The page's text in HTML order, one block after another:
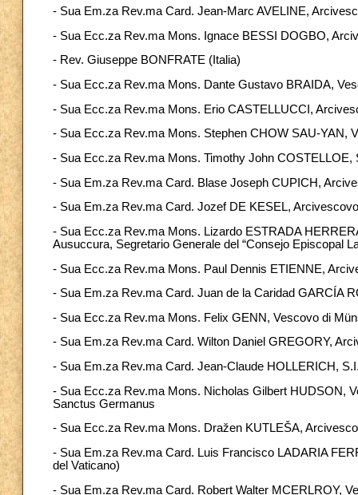
- Sua Em.za Rev.ma Card. Jean-Marc AVELINE,
- Sua Ecc.za Rev.ma Mons. Ignace BESSI DOGBO,
- Rev. Giuseppe BONFRATE (Italia)
- Sua Ecc.za Rev.ma Mons. Dante Gustavo BRAIDA,
- Sua Ecc.za Rev.ma Mons. Erio CASTELLUCCI,
- Sua Ecc.za Rev.ma Mons. Stephen CHOW SAU-YAN,
- Sua Ecc.za Rev.ma Mons. Timothy John
- Sua Em.za Rev.ma Card. Blase Joseph CUPICH,
- Sua Em.za Rev.ma Card. Jozef DE KESEL,
- Sua Ecc.za Rev.ma Mons. Lizardo ESTRADA
Ausuccura, Segretario Generale del “Consejo Episcopal
- Sua Ecc.za Rev.ma Mons. Paul Dennis ETIENNE,
- Sua Em.za Rev.ma Card. Juan de la Caridad GARCÍA
- Sua Ecc.za Rev.ma Mons. Felix GENN, Vescovo di
- Sua Em.za Rev.ma Card. Wilton Daniel GREGORY,
- Sua Em.za Rev.ma Card. Jean-Claude HOLLERICH,
- Sua Ecc.za Rev.ma Mons. Nicholas Gilbert HUDSON,
Sanctus Germanus
- Sua Ecc.za Rev.ma Mons. Dražen KUTLEŠA,
- Sua Em.za Rev.ma Card. Luis Francisco LADARIA
del Vaticano)
- Sua Em.za Rev.ma Card. Robert Walter MCERLROY,